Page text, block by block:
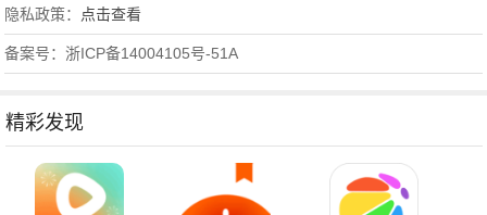
隐私政策： 点击查看
备案号：浙ICP备14004105号-51A
精彩发现